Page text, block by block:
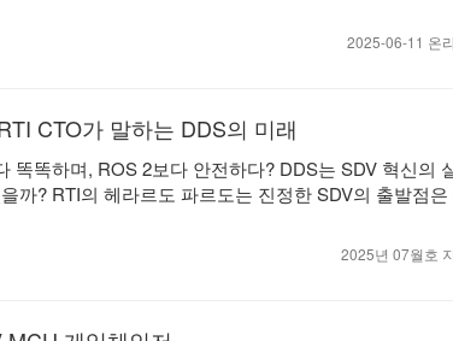
2025-06-11 온
CTO가 말하는 DDS의 미래
똑똑하며, ROS 2보다 안전하다? DDS는 SDV 혁신의
까? RTI의 헤라르도 파르도는 진정한 SDV의 출발점은
2025년 07월호